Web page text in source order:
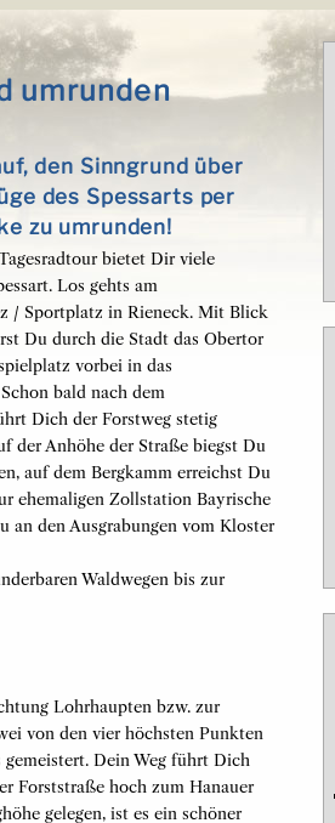
umrunden
den Sinngrund über
des Spessarts per
zu umrunden!
bietet Dir viele
Los gehts am
/ Sportplatz in Rieneck. Mit Blick
Du durch die Stadt das Obertor
vorbei in das
bald nach dem
Dich der Forstweg stetig
der Anhöhe der Straße biegst Du
auf dem Bergkamm erreichst Du
ehemaligen Zollstation Bayrische
an den Ausgrabungen vom Kloster
Waldwegen bis zur
Lohrhaupten bzw. zur
von den vier höchsten Punkten
Dein Weg führt Dich
Forststraße hoch zum Hanauer
gelegen, ist es ein schöner